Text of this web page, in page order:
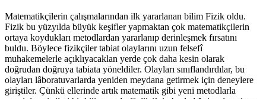
Matematikçilerin çalışmalarından ilk yararlanan bilim Fizik oldu.
Fizik bu yüzyılda büyük keşifler yapmaktan çok matematikçilerin
ortaya koydukları metodlardan yararlanıp derinleşmek fırsatını
buldu. Böylece fizikçiler tabiat olaylarını uzun felsefî
muhakemelerle açıklıyacaklan yerde çok daha kesin olarak
doğrudan doğruya tabiata yöneldiler. Olayları sınıflandırdılar, bu
olayları lâboratuvarlarda yeniden meydana getirmek için deneylere
giriştiler. Çünkü ellerinde artık matematik gibi yeni metodlarla